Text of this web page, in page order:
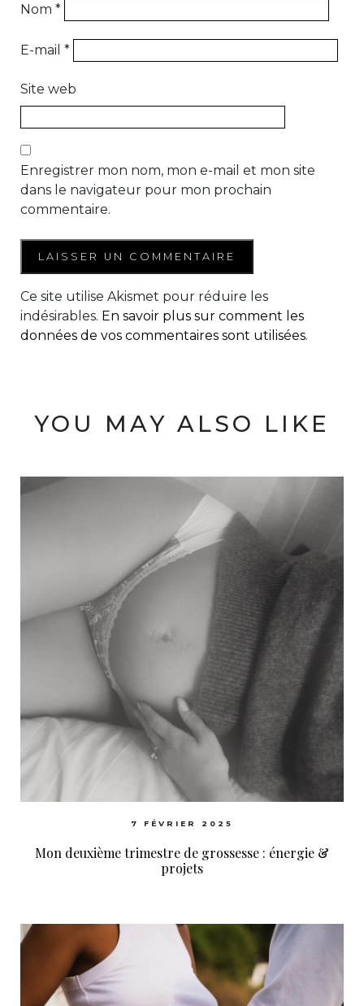
Nom *
E-mail *
Site web
Enregistrer mon nom, mon e-mail et mon site
dans le navigateur pour mon prochain
commentaire.
Ce site utilise Akismet pour réduire les
indésirables. En savoir plus sur comment les
données de vos commentaires sont utilisées.
YOU MAY ALSO LIKE
7 FÉVRIER 2025
Mon deuxième trimestre de grossesse : énergie &
projets